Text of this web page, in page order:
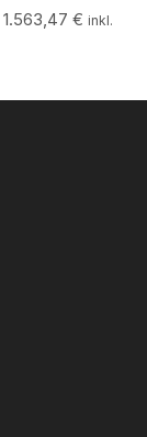
1.563,47 € inkl.